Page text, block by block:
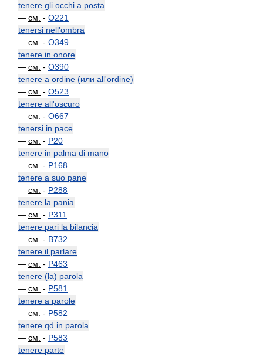
tenere gli occhi a posta
— см. - O221
tenersi nell'ombra
— см. - O349
tenere in onore
— см. - O390
tenere a ordine (или all'ordine)
— см. - O523
tenere all'oscuro
— см. - O667
tenersi in pace
— см. - P20
tenere in palma di mano
— см. - P168
tenere a suo pane
— см. - P288
tenere la pania
— см. - P311
tenere pari la bilancia
— см. - B732
tenere il parlare
— см. - P463
tenere (la) parola
— см. - P581
tenere a parole
— см. - P582
tenere qd in parola
— см. - P583
tenere parte